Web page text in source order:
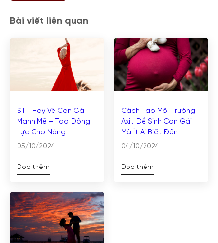
Bài viết liên quan
STT Hay Về Con Gái
Mạnh Mẽ – Tạo Động
Lực Cho Nàng
05/10/2024
Đọc thêm
Cách Tạo Môi Trường
Axit Để Sinh Con Gái
Mà Ít Ai Biết Đến
04/10/2024
Đọc thêm